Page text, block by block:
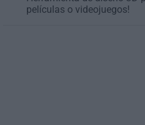
películas o videojuegos!